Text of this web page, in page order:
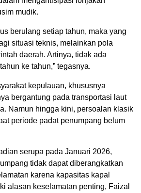
mudik.
berulang setiap tahun, maka yang
situasi teknis, melainkan pola
daerah. Artinya, tidak ada
ke tahun,” tegasnya.
kepulauan, khususnya
bergantung pada transportasi laut
Namun hingga kini, persoalan klasik
periode padat penumpang belum
serupa pada Januari 2026,
tidak dapat diberangkatkan
karena kapasitas kapal
alasan keselamatan penting, Faizal